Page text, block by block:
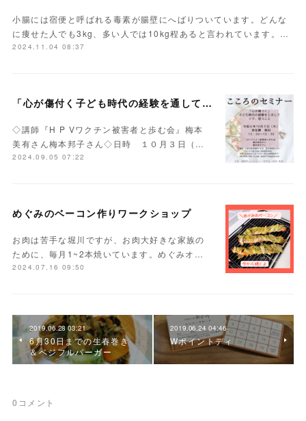
小腸には宿便と呼ばれる毒素が腸壁にへばりついています。どんな
に痩せた人でも3kg、多い人では10kg程あると言われています。…
2024.11.04 08:37
「心が傷付く子ども時代の経験を通して今、思うこと」
◇講師『H P Vワクチン被害者と歩む会』梅本
美有さん梅本邦子さん◇日時 １０月３日（…
2024.09.05 07:22
めぐみのベーコン作りワークショップ
お肉は苦手な堀川ですが、お肉大好きな家族の
ために、毎月1~2本焼いています。めぐみオ…
2024.07.16 09:50
2019.06.28 03:21
6月30日までの生春巻き
＆ベジフルバーガー
2019.06.24 04:46
Wポイントディ
0 コメント